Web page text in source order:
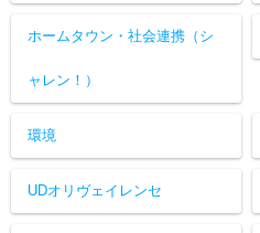
ホームタウン・社会連携（シ
ャレン！）
環境
UDオリヴェイレンセ